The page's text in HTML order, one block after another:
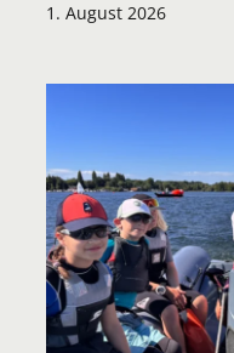
1. August 2026